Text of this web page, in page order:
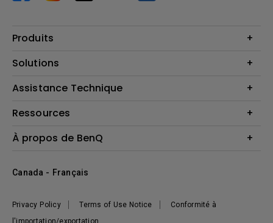
Produits
Vidéoprojecteurs
Éclairage
Haut-parleur
Solutions
Business Display
Assistance Technique
Contactez-nous
Recycling
Ressources
Centre de connaissances
À propos de BenQ
Développement durable
Privacy Policy
Terms of Use Notice
Conformité à
l'importation/exportation
Canada - Français